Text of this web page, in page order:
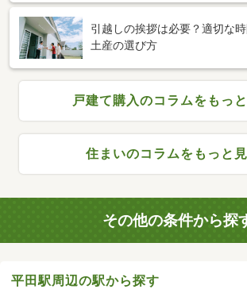
引越しの挨拶は必要？適切な
土産の選び方
戸建て購入のコラムをもっ
住まいのコラムをもっと
その他の条件から探
平田駅周辺の駅から探す